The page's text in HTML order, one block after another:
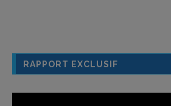
RAPPORT EXCLUSIF